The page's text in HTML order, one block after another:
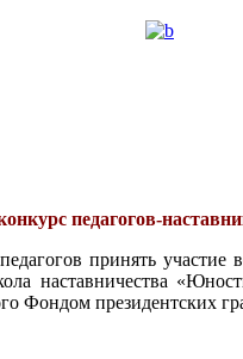
педагогов-
принять участие
наставничества
Фондом президентских